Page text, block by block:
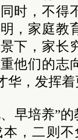
时，不得
，家庭教
下，家长
他们的志
华，发挥
早培养”
，二则